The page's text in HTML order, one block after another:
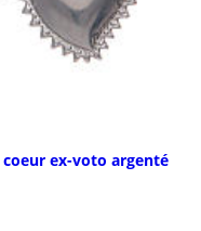
ex-voto argenté